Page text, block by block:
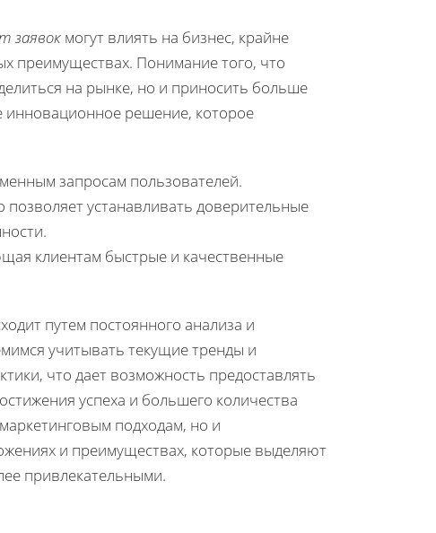
заявок могут влиять на бизнес, крайне
преимуществах. Понимание того, что
на рынке, но и приносить больше
инновационное решение, которое
запросам пользователей.
устанавливать доверительные
клиентам быстрые и качественные
путем постоянного анализа и
учитывать текущие тренды и
что дает возможность предоставлять
успеха и большего количества
подходам, но и
и преимуществах, которые выделяют
привлекательными.